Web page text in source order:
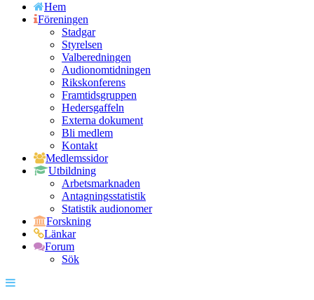
Hem
Föreningen
Stadgar
Styrelsen
Valberedningen
Audionomtidningen
Rikskonferens
Framtidsgruppen
Hedersgaffeln
Externa dokument
Bli medlem
Kontakt
Medlemssidor
Utbildning
Arbetsmarknaden
Antagningsstatistik
Statistik audionomer
Forskning
Länkar
Forum
Sök